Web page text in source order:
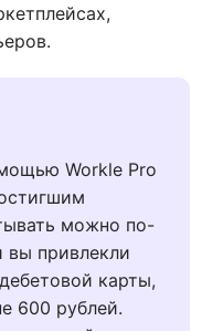
Workle Pro
можно по-
вы привлекли
карты,
600 рублей.